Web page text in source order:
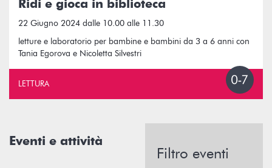
Ridi e gioca in biblioteca
22 Giugno 2024 dalle 10.00 alle 11.30
letture e laboratorio per bambine e bambini da 3 a 6 anni con
Tania Egorova e Nicoletta Silvestri
LETTURA
Eventi e attività
Filtro eventi